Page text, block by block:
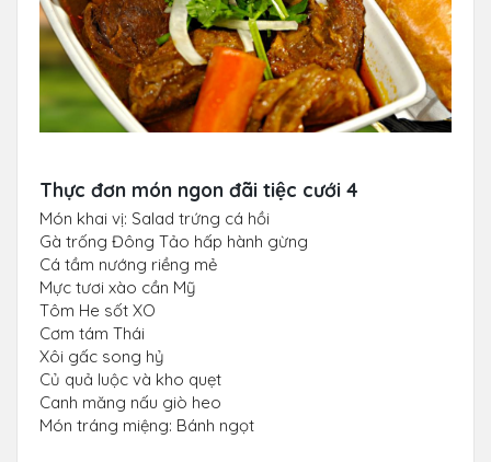
Thực đơn món ngon đãi tiệc cưới 4
Món khai vị: Salad trứng cá hồi
Gà trống Đông Tảo hấp hành gừng
Cá tầm nướng riềng mẻ
Mực tươi xào cần Mỹ
Tôm He sốt XO
Cơm tám Thái
Xôi gấc song hỷ
Củ quả luộc và kho quẹt
Canh măng nấu giò heo
Món tráng miệng: Bánh ngọt